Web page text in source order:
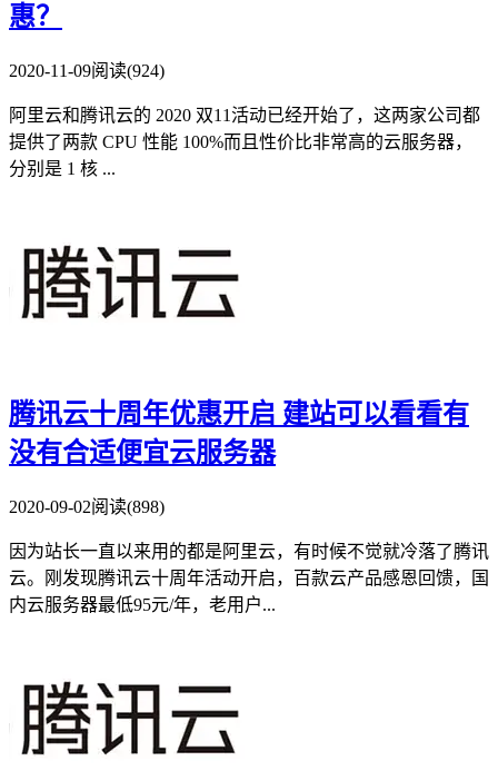
惠？
2020-11-09阅读(924)
阿里云和腾讯云的 2020 双11活动已经开始了，这两家公司都
提供了两款 CPU 性能 100%而且性价比非常高的云服务器，
分别是 1 核 ...
腾讯云十周年优惠开启 建站可以看看有
没有合适便宜云服务器
2020-09-02阅读(898)
因为站长一直以来用的都是阿里云，有时候不觉就冷落了腾讯
云。刚发现腾讯云十周年活动开启，百款云产品感恩回馈，国
内云服务器最低95元/年，老用户...